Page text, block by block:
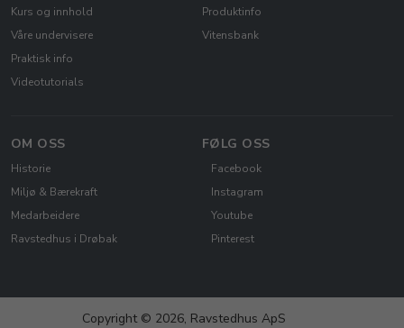
Kurs og innhold
Våre undervisere
Praktisk info
Videotutorials
Produktinfo
Vitensbank
OM OSS
Historie
Miljø & Bærekraft
Medarbeidere
Ravstedhus i Drøbak
FØLG OSS
Facebook
Instagram
Youtube
Pinterest
Copyright © 2026, Ravstedhus ApS